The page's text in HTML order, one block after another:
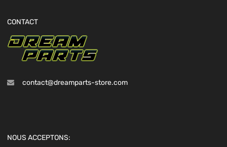
CONTACT
contact@dreamparts-store.com
NOUS ACCEPTONS: